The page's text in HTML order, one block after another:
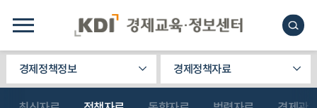
경제정책정보 경제정책자료